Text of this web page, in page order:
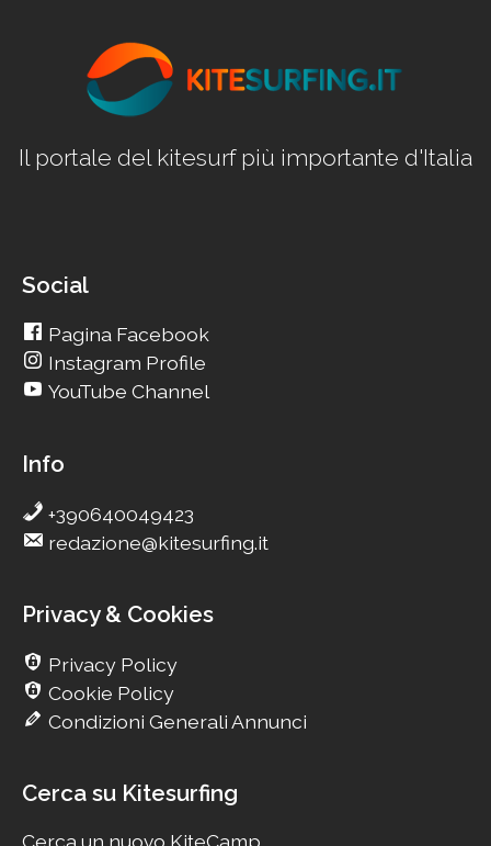
Il portale del kitesurf più importante d'Italia
Social
Pagina Facebook
Instagram Profile
YouTube Channel
Info
+390640049423
redazione@kitesurfing.it
Privacy & Cookies
Privacy Policy
Cookie Policy
Condizioni Generali Annunci
Cerca su Kitesurfing
Cerca un nuovo KiteCamp